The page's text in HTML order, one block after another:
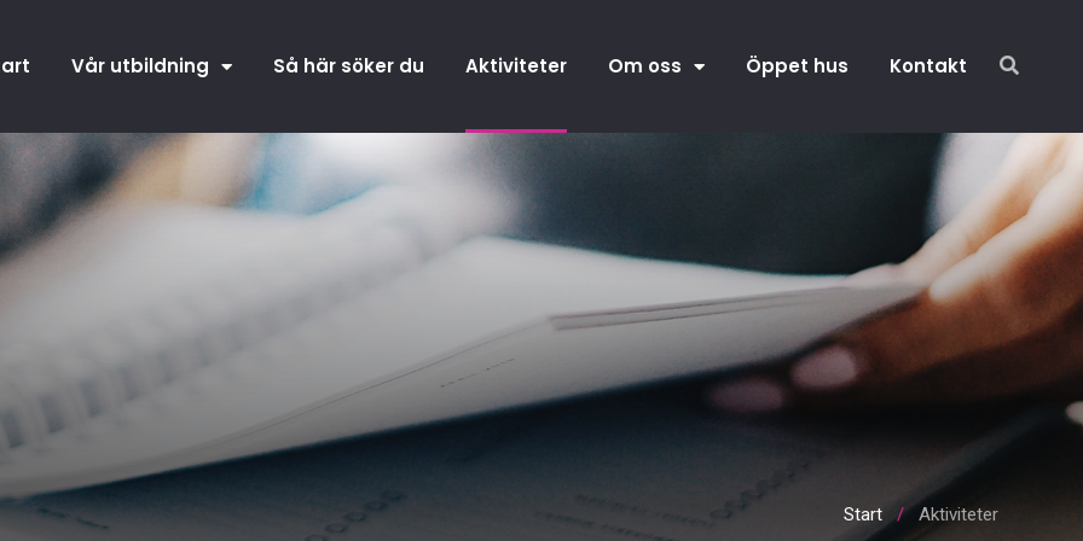
Vår utbildning Så här söker du Aktiviteter Om oss Öppet hus Kontakt
Start / Aktiviteter